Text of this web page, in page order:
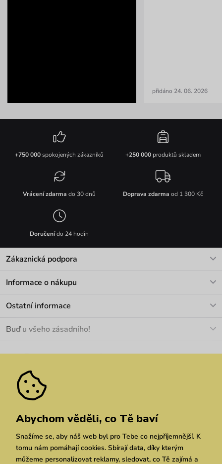
přidáno 24. 06. 2026
+750 000spokojených zákazníků +250 000produktů skladem
Vrácení zdarma do 30 dnů Doprava zdarma od 1 300 Kč
Doručenído 24 hodin
Zákaznická podpora
Informace o nákupu
Materiály a údržba
Pozáruční opravy
Ostatní informace
Velkoobchod
We Care
Dárkové poukazy
Vuchlook
Prodejny
Praha Brno Chrudim
Buď u všeho zásadního!
Zásady ochrany osobních údajů
Abychom věděli, co Tě baví
Snažíme se, aby náš web byl pro Tebe co nejpříjemnější. K
tomu nám pomáhají cookies. Sbírají data, díky kterým
můžeme personalizovat reklamy, sledovat, co Tě zajímá a